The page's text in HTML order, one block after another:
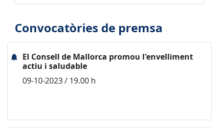
Convocatòries de premsa
El Consell de Mallorca promou l'envelliment
actiu i saludable
09-10-2023 / 19.00 h